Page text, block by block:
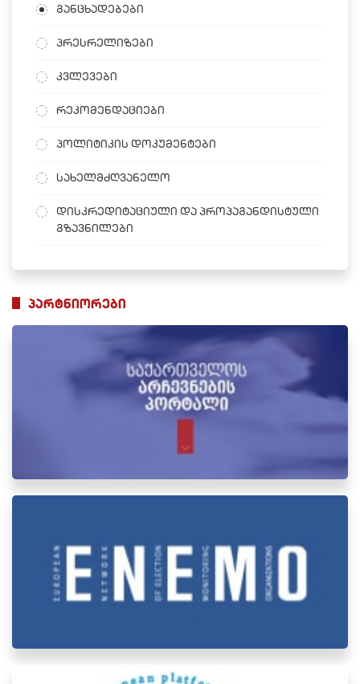
განცხადებები
პრესრელიზები
კვლევები
რეკომენდაციები
პოლიტიკის დოკუმენტები
სახელმძღვანელო
დისკრედიტაციული და პროპაგანდისტული
გზავნილები
პარტნიორები